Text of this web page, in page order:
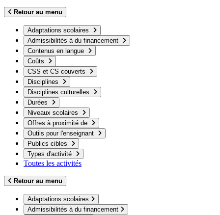
Retour au menu
Adaptations scolaires
Admissibilités à du financement
Contenus en langue
Coûts
CSS et CS couverts
Disciplines
Disciplines culturelles
Durées
Niveaux scolaires
Offres à proximité de
Outils pour l'enseignant
Publics cibles
Types d'activité
Toutes les activités
Retour au menu
Adaptations scolaires
Admissibilités à du financement